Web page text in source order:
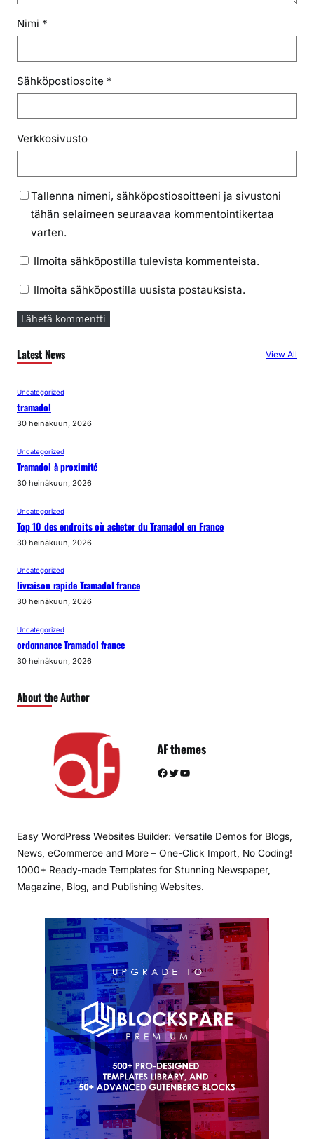
Nimi *
Sähköpostiosoite *
Verkkosivusto
Tallenna nimeni, sähköpostiosoitteeni ja sivustoni
tähän selaimeen seuraavaa kommentointikertaa
varten.
Ilmoita sähköpostilla tulevista kommenteista.
Ilmoita sähköpostilla uusista postauksista.
Latest News View All
Uncategorized
tramadol
30 heinäkuun, 2026
Uncategorized
Tramadol à proximité
30 heinäkuun, 2026
Uncategorized
Top 10 des endroits où acheter du Tramadol en France
30 heinäkuun, 2026
Uncategorized
livraison rapide Tramadol france
30 heinäkuun, 2026
Uncategorized
ordonnance Tramadol france
30 heinäkuun, 2026
About the Author
AF themes
Facebook Twitter YouTube
Easy WordPress Websites Builder: Versatile Demos for Blogs,
News, eCommerce and More – One-Click Import, No Coding!
1000+ Ready-made Templates for Stunning Newspaper,
Magazine, Blog, and Publishing Websites.